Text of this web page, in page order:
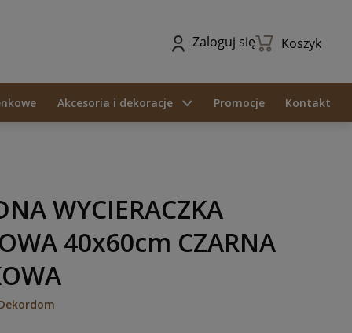
Zaloguj się Koszyk
Akcesoria i dekoracje Promocje Kontakt
WYCIERACZKA
40x60cm CZARNA